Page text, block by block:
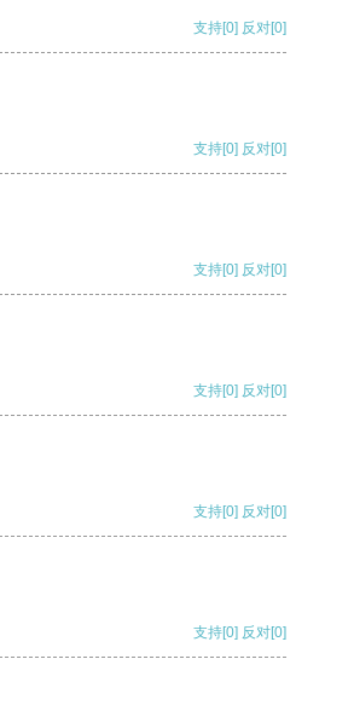
支持[0] 反对[0]
支持[0] 反对[0]
支持[0] 反对[0]
支持[0] 反对[0]
支持[0] 反对[0]
支持[0] 反对[0]